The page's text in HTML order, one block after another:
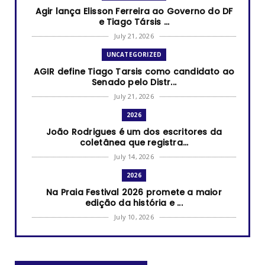
Agir lança Elisson Ferreira ao Governo do DF
e Tiago Társis ...
July 21, 2026
UNCATEGORIZED
AGIR define Tiago Tarsis como candidato ao
Senado pelo Distr...
July 21, 2026
2026
João Rodrigues é um dos escritores da
coletânea que registra...
July 14, 2026
2026
Na Praia Festival 2026 promete a maior
edição da história e ...
July 10, 2026
2026